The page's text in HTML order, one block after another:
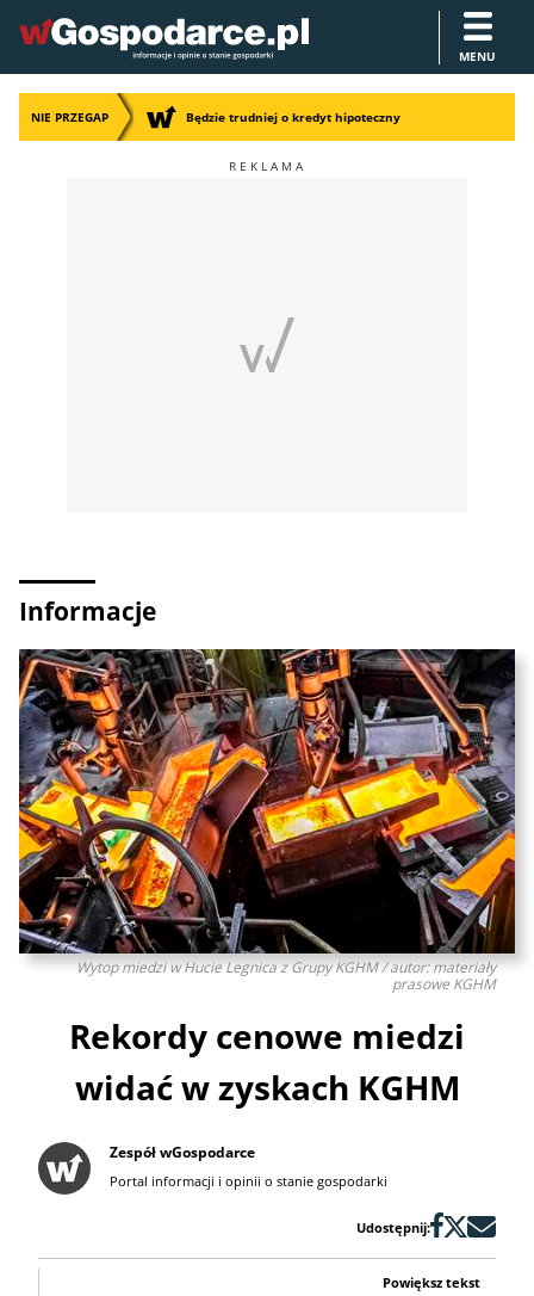
MENU
NIE PRZEGAP Będzie trudniej o kredyt hipoteczny
Informacje
Wytop miedzi w Hucie Legnica z Grupy KGHM / autor: materiały
prasowe KGHM
Rekordy cenowe miedzi
widać w zyskach KGHM
Zespół wGospodarce
Portal informacji i opinii o stanie gospodarki
Udostępnij:
Powiększ tekst